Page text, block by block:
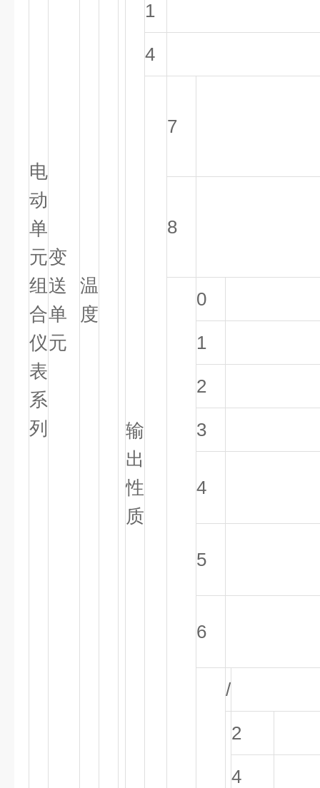
电
动
单
元
组
合
仪
表
系
列
变
送
单
元
温
度
输
出
性
质
1
4
7
8
0
1
2
3
4
5
6
/
2
4